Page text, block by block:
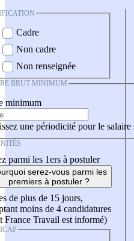
Cadre
Non cadre
Non renseignée
BRUT MINIMUM
minimum
une périodicité pour le salaire
parmi les 1ers à postuler
serez-vous parmi les
premiers à postuler ?
de plus de 15 jours,
moins de 4 candidatures
France Travail est informé)